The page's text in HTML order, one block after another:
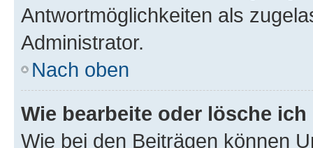
Antwortmöglichkeiten als
Administrator.
Nach oben
Wie bearbeite oder lösche
Wie bei den Beiträgen können